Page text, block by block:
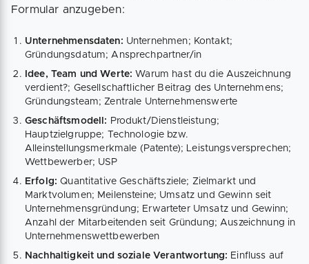
Formular anzugeben:
Unternehmensdaten: Unternehmen; Kontakt;
Gründungsdatum; Ansprechpartner/in
Idee, Team und Werte: Warum hast du die Auszeichnung
verdient?; Gesellschaftlicher Beitrag des Unternehmens;
Gründungsteam; Zentrale Unternehmenswerte
Geschäftsmodell: Produkt/Dienstleistung;
Hauptzielgruppe; Technologie bzw.
Alleinstellungsmerkmale (Patente); Leistungsversprechen;
Wettbewerber; USP
Erfolg:Quantitative Geschäftsziele; Zielmarkt und
Marktvolumen; Meilensteine; Umsatz und Gewinn seit
Unternehmensgründung; Erwarteter Umsatz und Gewinn;
Anzahl der Mitarbeitenden seit Gründung; Auszeichnung in
Unternehmenswettbewerben
Nachhaltigkeit und soziale Verantwortung: Einfluss auf